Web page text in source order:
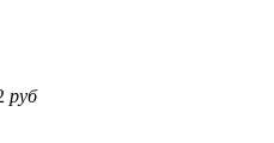
руб